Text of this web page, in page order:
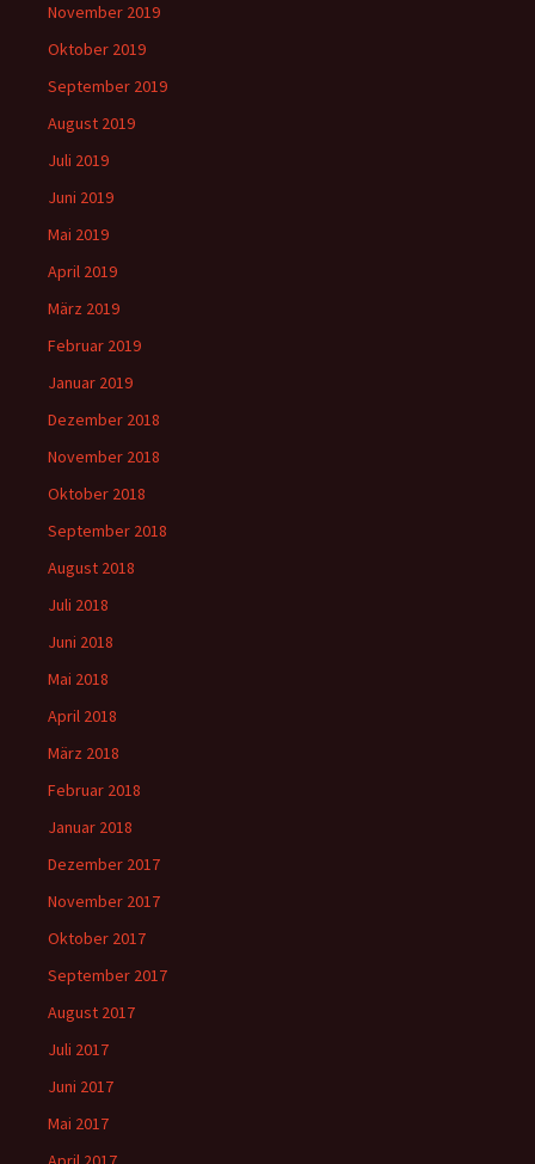
November 2019
Oktober 2019
September 2019
August 2019
Juli 2019
Juni 2019
Mai 2019
April 2019
März 2019
Februar 2019
Januar 2019
Dezember 2018
November 2018
Oktober 2018
September 2018
August 2018
Juli 2018
Juni 2018
Mai 2018
April 2018
März 2018
Februar 2018
Januar 2018
Dezember 2017
November 2017
Oktober 2017
September 2017
August 2017
Juli 2017
Juni 2017
Mai 2017